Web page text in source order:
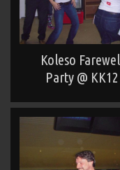
Koleso
Party @ KK12